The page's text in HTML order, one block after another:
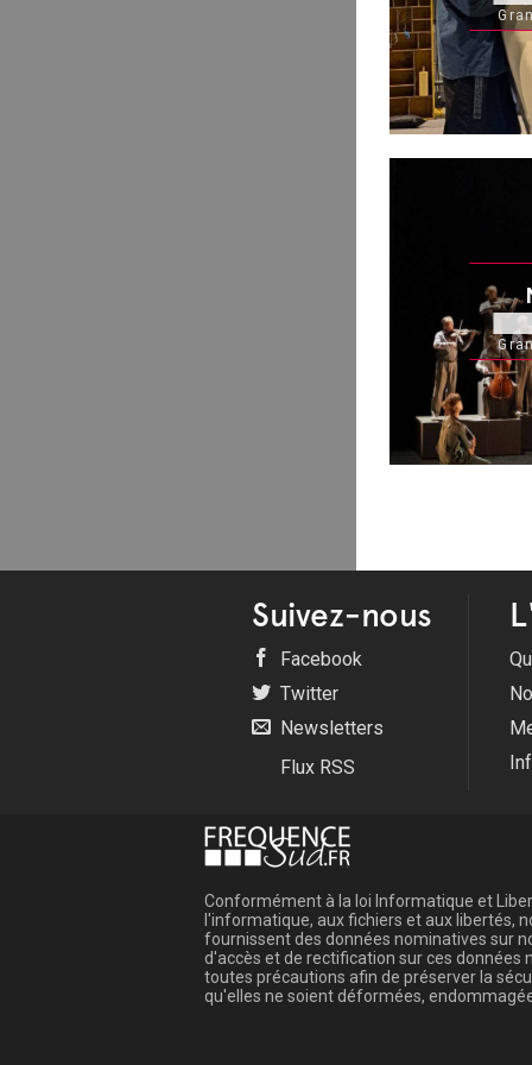
Suivez-nous
Facebook
Twitter
Newsletters
Flux RSS
Conformément à la loi Informatique et
l'informatique, aux fichiers et aux libertés,
fournissent des données nominatives sur
d'accès et de rectification sur ces données
toutes précautions afin de préserver la
qu'elles ne soient déformées,